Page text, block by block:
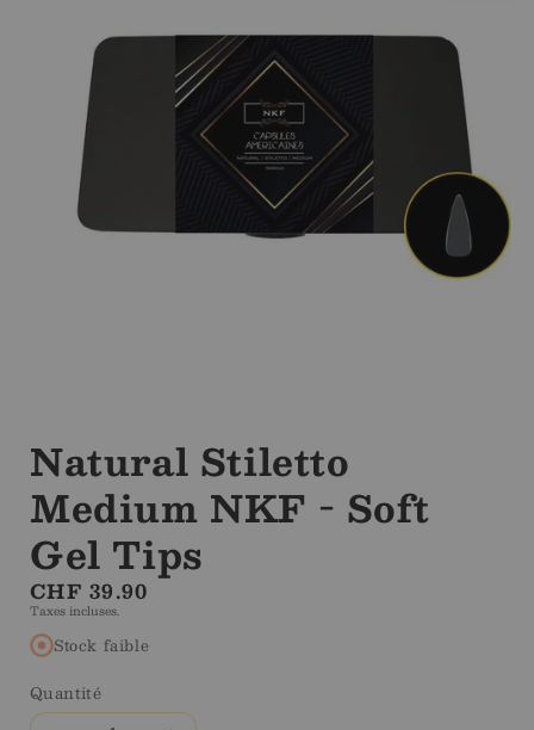
1
dans
la
modale
Natural Stiletto
Medium NKF - Soft
Gel Tips
Prix
régulier
CHF 39.90
Taxes incluses.
Stock faible
Quantité